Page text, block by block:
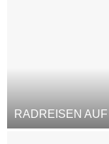
RADREISEN